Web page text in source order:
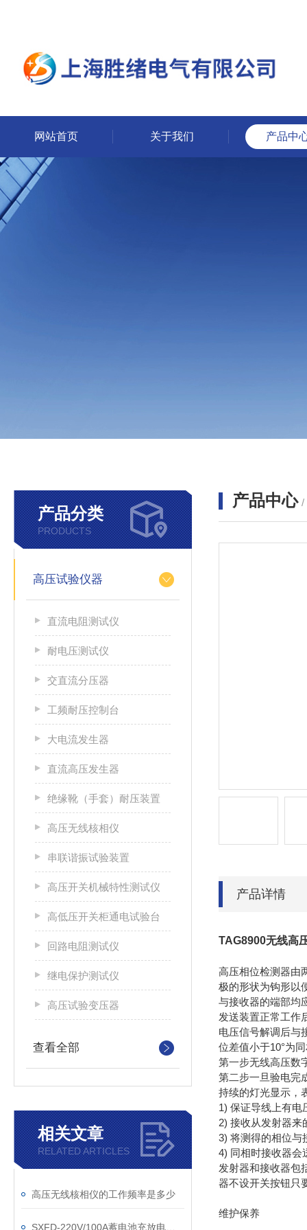
网站首页 关于我们 产品中
产品分类
PRODUCTS
高压试验仪器
直流电阻测试仪
耐电压测试仪
交直流分压器
工频耐压控制台
大电流发生器
直流高压发生器
绝缘靴（手套）耐压装置
高压无线核相仪
串联谐振试验装置
高压开关机械特性测试仪
高低压开关柜通电试验台
回路电阻测试仪
继电保护测试仪
高压试验变压器
查看全部
相关文章
RELATED ARTICLES
高压无线核相仪的工作频率是多少
产品中心 /
产品详情
TAG8900无线高
高压相位检测器由
极的形状为钩形以
与接收器的端部均
发送装置正常工作
电压信号解调后与
位差值小于10°为
第一步无线高压数
第二步一旦验电完
持续的灯光显示，
1) 保证导线上有
2) 接收从发射器
3) 将测得的相位
4) 同相时接收器
发射器和接收器包
器不设开关按钮只
维护保养